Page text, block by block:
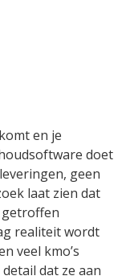
en je
doet
geen
laat zien dat
getroffen
realiteit wordt
veel kmo’s
dat ze aan